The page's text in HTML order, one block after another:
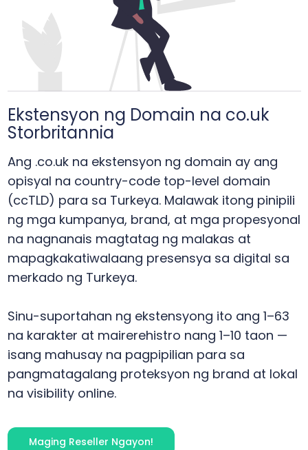
Ekstensyon ng Domain na co.uk
Storbritannia
Ang .co.uk na ekstensyon ng domain ay ang
opisyal na country-code top-level domain
(ccTLD) para sa Turkeya. Malawak itong pinipili
ng mga kumpanya, brand, at mga propesyonal
na nagnanais magtatag ng malakas at
mapagkakatiwalaang presensya sa digital sa
merkado ng Turkeya.
Sinu-suportahan ng ekstensyong ito ang 1–63
na karakter at mairerehistro nang 1–10 taon —
isang mahusay na pagpipilian para sa
pangmatagalang proteksyon ng brand at lokal
na visibility online.
Maging Reseller Ngayon!